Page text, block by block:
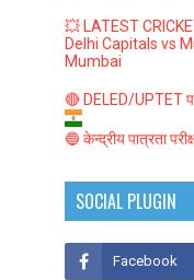
💥 LATEST
Delhi Capitals vs
Mumbai
🔴 DELED/UPTET
🔵 केन्द्रीय पात्रता
SOCIAL PLUGIN